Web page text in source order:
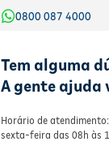
0800 087 4000
Tem alguma
A gente ajuda
Horário de
sexta-feira das 08h às